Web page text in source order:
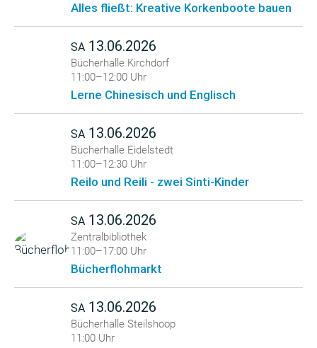
Alles fließt: Kreative Korkenboote bauen
SA 13.06.2026
Bücherhalle Kirchdorf
11:00–12:00 Uhr
Lerne Chinesisch und Englisch
SA 13.06.2026
Bücherhalle Eidelstedt
11:00–12:30 Uhr
Reilo und Reili - zwei Sinti-Kinder
SA 13.06.2026
Zentralbibliothek
11:00–17:00 Uhr
Bücherflohmarkt
SA 13.06.2026
Bücherhalle Steilshoop
11:00 Uhr